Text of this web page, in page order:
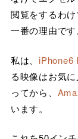
閲覧をするわ
一番の理由です
私は、 iPhone6
る映像はお気
ってから、
います。